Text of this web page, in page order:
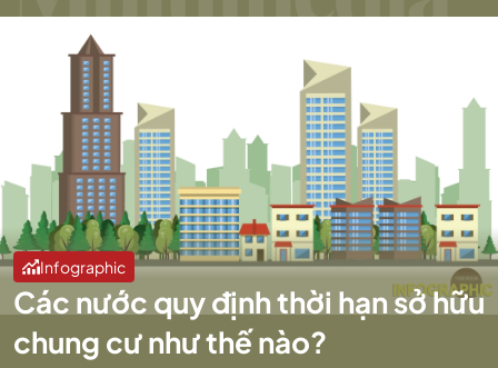
Infographic
Các nước quy định thời hạn sở hữu
chung cư như thế nào?